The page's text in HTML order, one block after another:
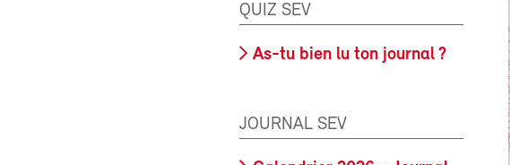
QUIZ SEV
As-tu bien lu ton journal ?
JOURNAL SEV